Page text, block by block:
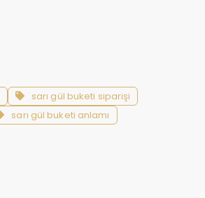
sarı gül buketi siparişi
sarı gül buketi anlamı